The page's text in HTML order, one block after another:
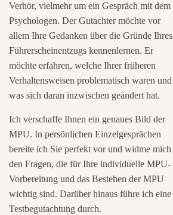
Verhör, vielmehr um ein Gespräch mit dem
Psychologen. Der Gutachter möchte vor
allem Ihre Gedanken über die Gründe Ihres
Führerscheinentzugs kennenlernen. Er
möchte erfahren, welche Ihrer früheren
Verhaltensweisen problematisch waren und
was sich daran inzwischen geändert hat.
Ich verschaffe Ihnen ein genaues Bild der
MPU. In persönlichen Einzelgesprächen
bereite ich Sie perfekt vor und widme mich
den Fragen, die für Ihre individuelle MPU-
Vorbereitung und das Bestehen der MPU
wichtig sind. Darüber hinaus führe ich eine
Testbegutachtung durch.